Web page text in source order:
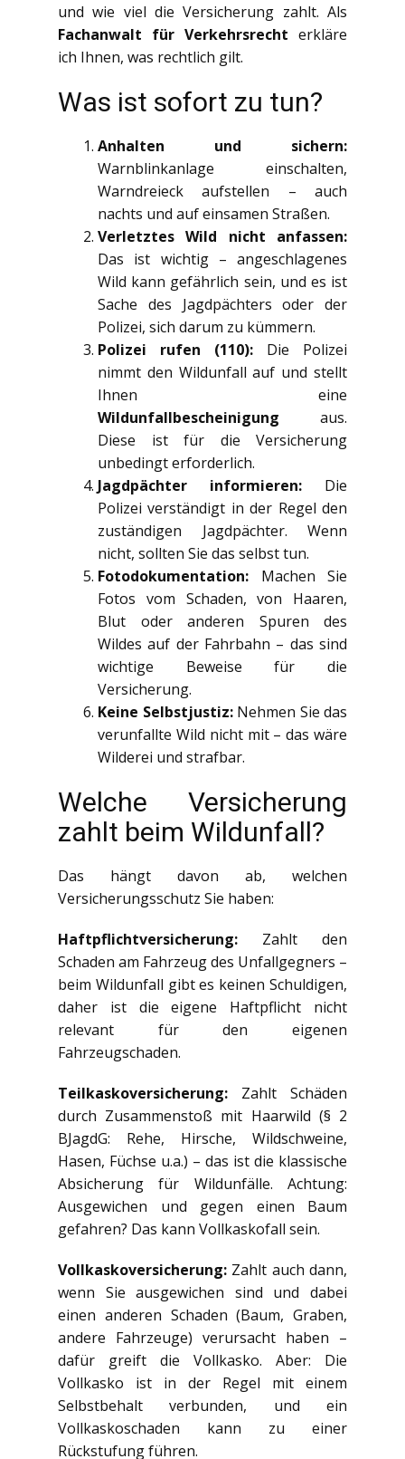
und wie viel die Versicherung zahlt. Als
Fachanwalt für Verkehrsrecht erkläre
ich Ihnen, was rechtlich gilt.
Was ist sofort zu tun?
Anhalten und sichern:
Warnblinkanlage einschalten,
Warndreieck aufstellen – auch
nachts und auf einsamen Straßen.
Verletztes Wild nicht anfassen:
Das ist wichtig – angeschlagenes
Wild kann gefährlich sein, und es ist
Sache des Jagdpächters oder der
Polizei, sich darum zu kümmern.
Polizei rufen (110): Die Polizei
nimmt den Wildunfall auf und stellt
Ihnen eine
Wildunfallbescheinigung aus.
Diese ist für die Versicherung
unbedingt erforderlich.
Jagdpächter informieren: Die
Polizei verständigt in der Regel den
zuständigen Jagdpächter. Wenn
nicht, sollten Sie das selbst tun.
Fotodokumentation: Machen Sie
Fotos vom Schaden, von Haaren,
Blut oder anderen Spuren des
Wildes auf der Fahrbahn – das sind
wichtige Beweise für die
Versicherung.
Keine Selbstjustiz:Nehmen Sie das
verunfallte Wild nicht mit – das wäre
Wilderei und strafbar.
Welche Versicherung
zahlt beim Wildunfall?
Das hängt davon ab, welchen
Versicherungsschutz Sie haben:
Haftpflichtversicherung: Zahlt den
Schaden am Fahrzeug des Unfallgegners –
beim Wildunfall gibt es keinen Schuldigen,
daher ist die eigene Haftpflicht nicht
relevant für den eigenen
Fahrzeugschaden.
Teilkaskoversicherung: Zahlt Schäden
durch Zusammenstoß mit Haarwild (§ 2
BJagdG: Rehe, Hirsche, Wildschweine,
Hasen, Füchse u.a.) – das ist die klassische
Absicherung für Wildunfälle. Achtung:
Ausgewichen und gegen einen Baum
gefahren? Das kann Vollkaskofall sein.
Vollkaskoversicherung: Zahlt auch dann,
wenn Sie ausgewichen sind und dabei
einen anderen Schaden (Baum, Graben,
andere Fahrzeuge) verursacht haben –
dafür greift die Vollkasko. Aber: Die
Vollkasko ist in der Regel mit einem
Selbstbehalt verbunden, und ein
Vollkaskoschaden kann zu einer
Rückstufung führen.